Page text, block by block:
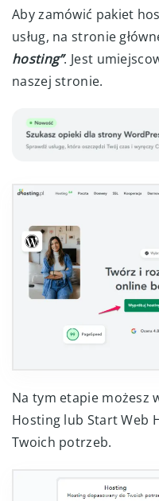
Aby zamówić pakiet
usług, na stronie
hosting”. Jest
naszej stronie.
Na tym etapie możesz
Hosting lub Start Web
Twoich potrzeb.